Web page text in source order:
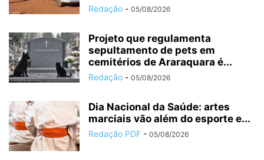
Redação - 05/08/2026
Projeto que regulamenta
sepultamento de pets em
cemitérios de Araraquara é...
Redação - 05/08/2026
Dia Nacional da Saúde: artes
marciais vão além do esporte e...
Redação PDF - 05/08/2026